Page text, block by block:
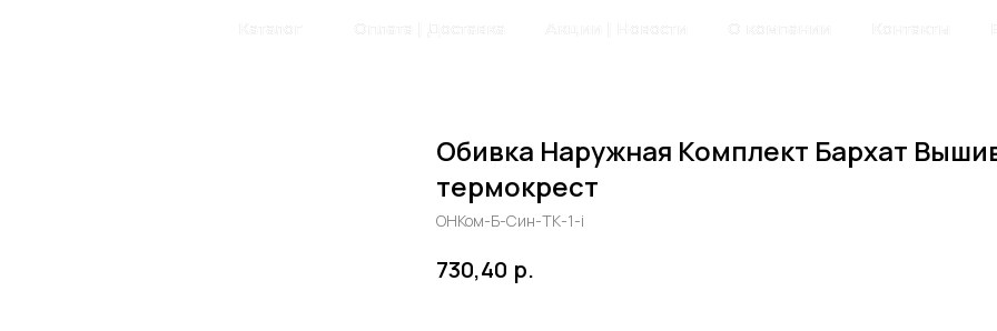
Обивка Наружная Комплект Бархат
термокрест
ОНКом-Б-Син-ТК-1-i
730,40 р.